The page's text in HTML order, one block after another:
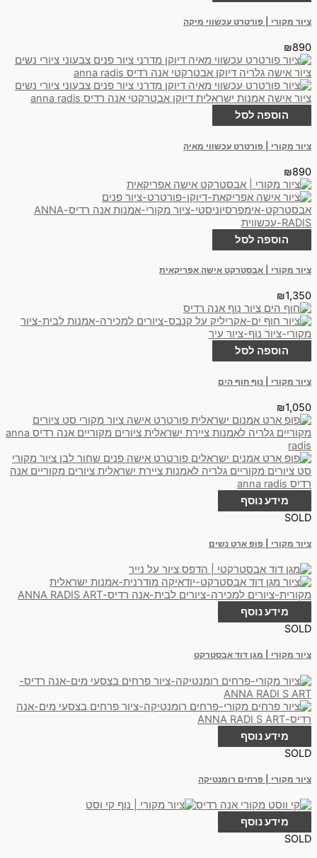
ציור מקורי | פורטרט עכשווי מיקה
₪890
הוספה לסל
ציור מקורי | פורטרט עכשווי מאיה
₪890
הוספה לסל
ציור מקורי | אבסטרקט אישה אפריקאית
₪1,350
הוספה לסל
ציור מקורי | נוף חוף הים
₪1,050
מידע נוסף
SOLD
ציור מקורי | פופ ארט נשים
מידע נוסף
SOLD
ציור מקורי | מגן דוד אבסטרקט
מידע נוסף
SOLD
ציור מקורי | פרחים רומנטיקה
מידע נוסף
SOLD